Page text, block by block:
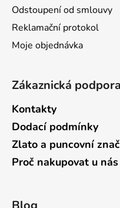
Odstoupení od smlouvy
Reklamační protokol
Moje objednávka
Zákaznická podpora
Kontakty
Dodací podmínky
Zlato a puncovní
Proč nakupovat u nás